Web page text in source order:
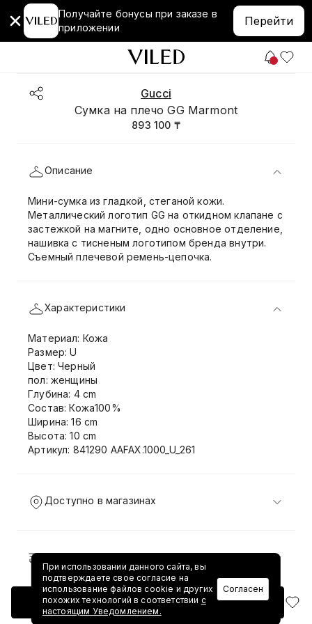
Получайте бонусы при заказе в
приложении
Перейти
Gucci
Сумка на плечо GG Marmont
893 100 ₸
Добавить в корзину
Описание
Мини-сумка из гладкой, стеганой кожи.
Металлический логотип GG на откидном клапане с
застежкой на магните, одно основное отделение,
нашивка с тисненым логотипом бренда внутри.
Съемный плечевой ремень-цепочка.
Характеристики
Материал: Кожа
Размер: U
Цвет: Черный
пол: женщины
Глубина: 4 cm
Состав: Кожа100%
Ширина: 16 cm
Высота: 10 cm
Артикул: 841290 AAFAX.1000_U_261
Доступно в магазинах
Доставка и возврат
При использовании данного сайта, вы
подтверждаете свое согласие на
использование файлов cookie и других
похожих технологий в соответствии с
настоящим Уведомлением.
Согласен